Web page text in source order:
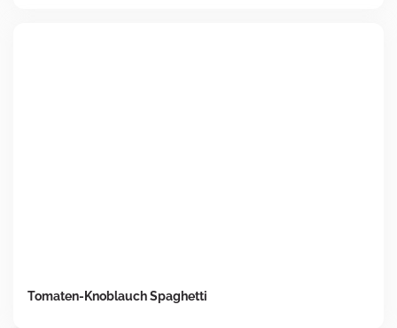
Tomaten-Knoblauch Spaghetti